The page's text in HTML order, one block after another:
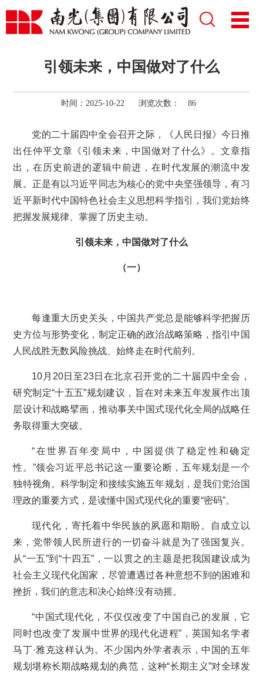
引领未来，中国做对了什么
时间：2025-10-22 浏览次数： 86
党的二十届四中全会召开之际，《人民日报》今日推
出任仲平文章《引领未来，中国做对了什么》。文章指
出，在历史前进的逻辑中前进，在时代发展的潮流中发
展。正是有以习近平同志为核心的党中央坚强领导，有习
近平新时代中国特色社会主义思想科学指引，我们党始终
把握发展规律、掌握了历史主动。
引领未来，中国做对了什么
（一）
每逢重大历史关头，中国共产党总是能够科学把握历
史方位与形势变化，制定正确的政治战略策略，指引中国
人民战胜无数风险挑战、始终走在时代前列。
10月20日至23日在北京召开党的二十届四中全会，
研究制定“十五五”规划建议，旨在对未来五年发展作出顶
层设计和战略擘画，推动事关中国式现代化全局的战略任
务取得重大突破。
“在世界百年变局中，中国提供了稳定性和确定
性。”领会习近平总书记这一重要论断，五年规划是一个
独特视角。科学制定和接续实施五年规划，是我们党治国
理政的重要方式，是读懂中国式现代化的重要“密码”。
现代化，寄托着中华民族的夙愿和期盼。自成立以
来，党带领人民所进行的一切奋斗就是为了强国复兴。
从“一五”到“十四五”，一以贯之的主题是把我国建设成为
社会主义现代化国家，尽管遭遇过各种意想不到的困难和
挫折，我们的意志和决心始终没有动摇。
“中国式现代化，不仅仅改变了中国自己的发展，它
同时也改变了发展中世界的现代化进程”，英国知名学者
马丁·雅克这样认为。不少国内外学者表示，中国的五年
规划堪称长期战略规划的典范，这种“长期主义”对全球发